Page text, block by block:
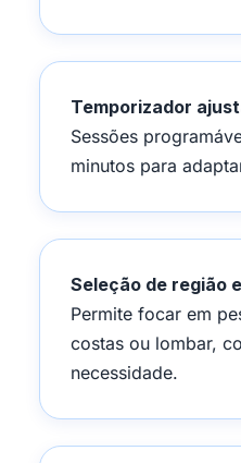
Temporizador
Sessões
minutos para
Seleção de região
Permite focar em
costas ou lombar,
necessidade.